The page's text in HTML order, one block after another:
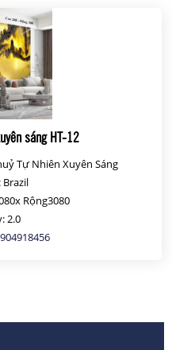
sáng HT-12
Tự Nhiên Xuyên Sáng
Rộng3080
2.0